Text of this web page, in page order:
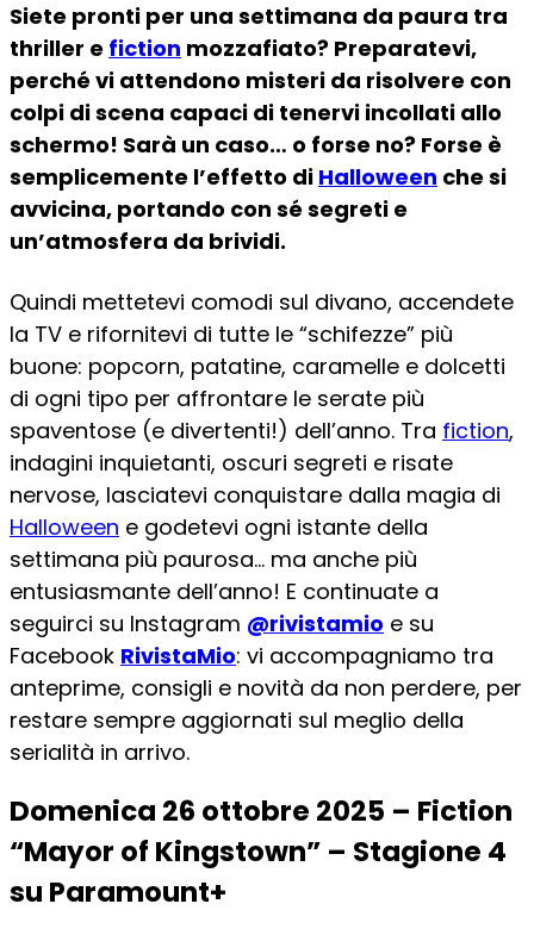
Siete pronti per una settimana da paura tra
thriller e fiction mozzafiato? Preparatevi,
perché vi attendono misteri da risolvere con
colpi di scena capaci di tenervi incollati allo
schermo! Sarà un caso… o forse no? Forse è
semplicemente l’effetto di Halloween che si
avvicina, portando con sé segreti e
un’atmosfera da brividi.
Quindi mettetevi comodi sul divano, accendete
la TV e rifornitevi di tutte le “schifezze” più
buone: popcorn, patatine, caramelle e dolcetti
di ogni tipo per affrontare le serate più
spaventose (e divertenti!) dell’anno. Tra fiction,
indagini inquietanti, oscuri segreti e risate
nervose, lasciatevi conquistare dalla magia di
Halloween e godetevi ogni istante della
settimana più paurosa… ma anche più
entusiasmante dell’anno! E continuate a
seguirci su Instagram @rivistamio e su
Facebook RivistaMio: vi accompagniamo tra
anteprime, consigli e novità da non perdere, per
restare sempre aggiornati sul meglio della
serialità in arrivo.
Domenica 26 ottobre 2025 – Fiction
“Mayor of Kingstown” – Stagione 4
su Paramount+